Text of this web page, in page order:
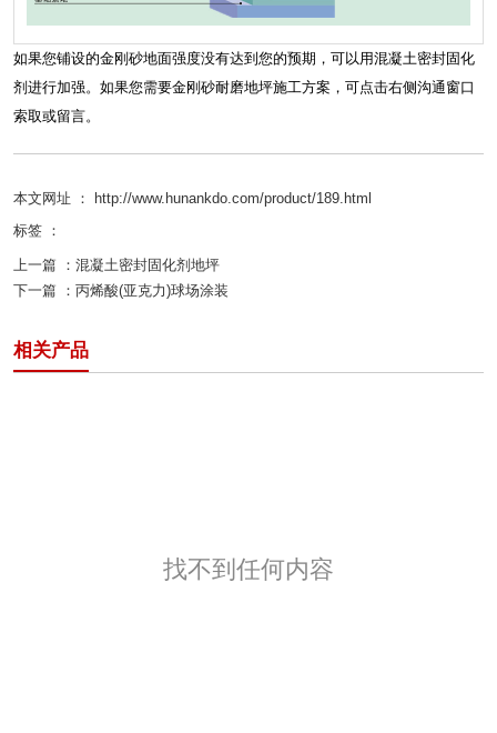
如果您铺设的金刚砂地面强度没有达到您的预期，可以用混凝土密封固化
剂进行加强。如果您需要金刚砂耐磨地坪施工方案，可点击右侧沟通窗口
索取或留言。
本文网址 ： http://www.hunankdo.com/product/189.html
标签 ：
上一篇 ： 混凝土密封固化剂地坪
下一篇 ： 丙烯酸(亚克力)球场涂装
相关产品
找不到任何内容